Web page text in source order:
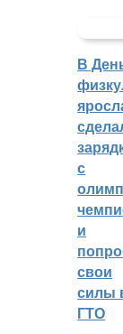
В
с
и
свои
силы
ГТО